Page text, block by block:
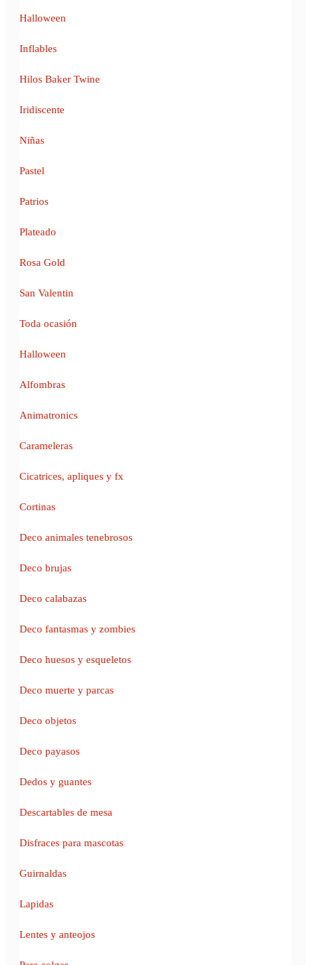
Halloween
Inflables
Hilos Baker Twine
Iridiscente
Niñas
Pastel
Patrios
Plateado
Rosa Gold
San Valentin
Toda ocasión
Halloween
Alfombras
Animatronics
Carameleras
Cicatrices, apliques y fx
Cortinas
Deco animales tenebrosos
Deco brujas
Deco calabazas
Deco fantasmas y zombies
Deco huesos y esqueletos
Deco muerte y parcas
Deco objetos
Deco payasos
Dedos y guantes
Descartables de mesa
Disfraces para mascotas
Guirnaldas
Lapidas
Lentes y anteojos